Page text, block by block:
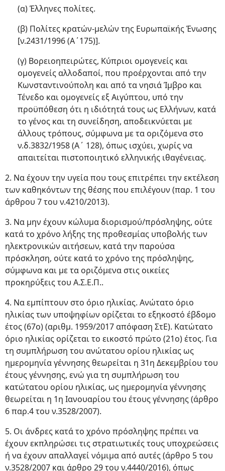
(α) Έλληνες πολίτες.
(β) Πολίτες κρατών-μελών της Ευρωπαϊκής Ένωσης
[ν.2431/1996 (Α΄175)].
(γ) Βορειοηπειρώτες, Κύπριοι ομογενείς και
ομογενείς αλλοδαποί, που προέρχονται από την
Κωνσταντινούπολη και από τα νησιά Ίμβρο και
Τένεδο και ομογενείς εξ Αιγύπτου, υπό την
προϋπόθεση ότι η ιδιότητά τους ως Ελλήνων, κατά
το γένος και τη συνείδηση, αποδεικνύεται με
άλλους τρόπους, σύμφωνα με τα οριζόμενα στο
ν.δ.3832/1958 (Α΄ 128), όπως ισχύει, χωρίς να
απαιτείται πιστοποιητικό ελληνικής ιθαγένειας.
2. Να έχουν την υγεία που τους επιτρέπει την εκτέλεση
των καθηκόντων της θέσης που επιλέγουν (παρ. 1 του
άρθρου 7 του ν.4210/2013).
3. Να μην έχουν κώλυμα διορισμού/πρόσληψης, ούτε
κατά το χρόνο λήξης της προθεσμίας υποβολής των
ηλεκτρονικών αιτήσεων, κατά την παρούσα
πρόσκληση, ούτε κατά το χρόνο της πρόσληψης,
σύμφωνα και με τα οριζόμενα στις οικείες
προκηρύξεις του Α.Σ.Ε.Π..
4. Να εμπίπτουν στο όριο ηλικίας. Ανώτατο όριο
ηλικίας των υποψηφίων ορίζεται το εξηκοστό έβδομο
έτος (67ο) (αριθμ. 1959/2017 απόφαση ΣτΕ). Κατώτατο
όριο ηλικίας ορίζεται το εικοστό πρώτο (21ο) έτος. Για
τη συμπλήρωση του ανώτατου ορίου ηλικίας ως
ημερομηνία γέννησης θεωρείται η 31η Δεκεμβρίου του
έτους γέννησης, ενώ για τη συμπλήρωση του
κατώτατου ορίου ηλικίας, ως ημερομηνία γέννησης
θεωρείται η 1η Ιανουαρίου του έτους γέννησης (άρθρο
6 παρ.4 του ν.3528/2007).
5. Οι άνδρες κατά το χρόνο πρόσληψης πρέπει να
έχουν εκπληρώσει τις στρατιωτικές τους υποχρεώσεις
ή να έχουν απαλλαγεί νόμιμα από αυτές (άρθρο 5 του
ν.3528/2007 και άρθρο 29 του ν.4440/2016), όπως